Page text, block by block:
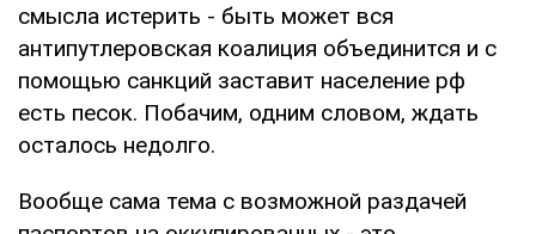
смысла истерить - быть может вся
антипутлеровская коалиция объединится и с
помощью санкций заставит население рф
есть песок. Побачим, одним словом, ждать
осталось недолго.
Вообще сама тема с возможной раздачей